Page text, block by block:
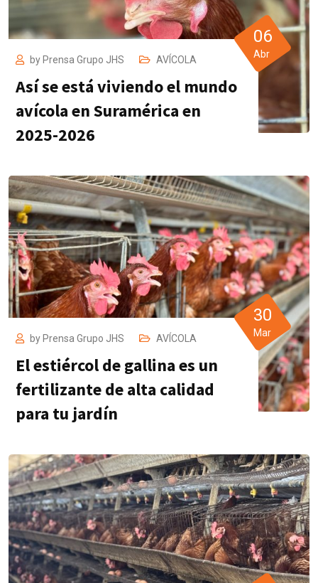
by Prensa Grupo JHS AVÍCOLA
Así se está viviendo el mundo
avícola en Suramérica en
2025-2026
06
Abr
by Prensa Grupo JHS AVÍCOLA
El estiércol de gallina es un
fertilizante de alta calidad
para tu jardín
30
Mar